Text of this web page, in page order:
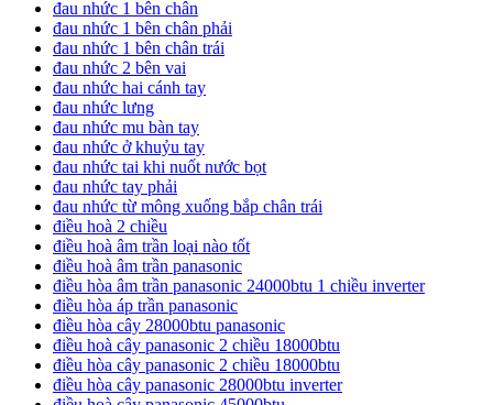
đau nhức 1 bên chân
đau nhức 1 bên chân phải
đau nhức 1 bên chân trái
đau nhức 2 bên vai
đau nhức hai cánh tay
đau nhức lưng
đau nhức mu bàn tay
đau nhức ở khuỷu tay
đau nhức tai khi nuốt nước bọt
đau nhức tay phải
đau nhức từ mông xuống bắp chân trái
điều hoà 2 chiều
điều hoà âm trần loại nào tốt
điều hoà âm trần panasonic
điều hòa âm trần panasonic 24000btu 1 chiều inverter
điều hòa áp trần panasonic
điều hòa cây 28000btu panasonic
điều hoà cây panasonic 2 chiều 18000btu
điều hòa cây panasonic 2 chiều 18000btu
điều hòa cây panasonic 28000btu inverter